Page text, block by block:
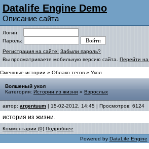
Datalife Engine Demo
Описание сайта
Логин:
Пароль:
Регистрация на сайте! Забыли пароль?
Вы просматриваете мобильную версию сайта. Перейти на
Смешные истории » Облако тегов » Укол
Волшеный укол
Категория: Истории из жизни » Взрослых
автор: argentuum | 15-02-2012, 14:45 | Просмотров: 6124
история из жизни.
Комментарии (0) Подробнее
Powered by DataLife Engine